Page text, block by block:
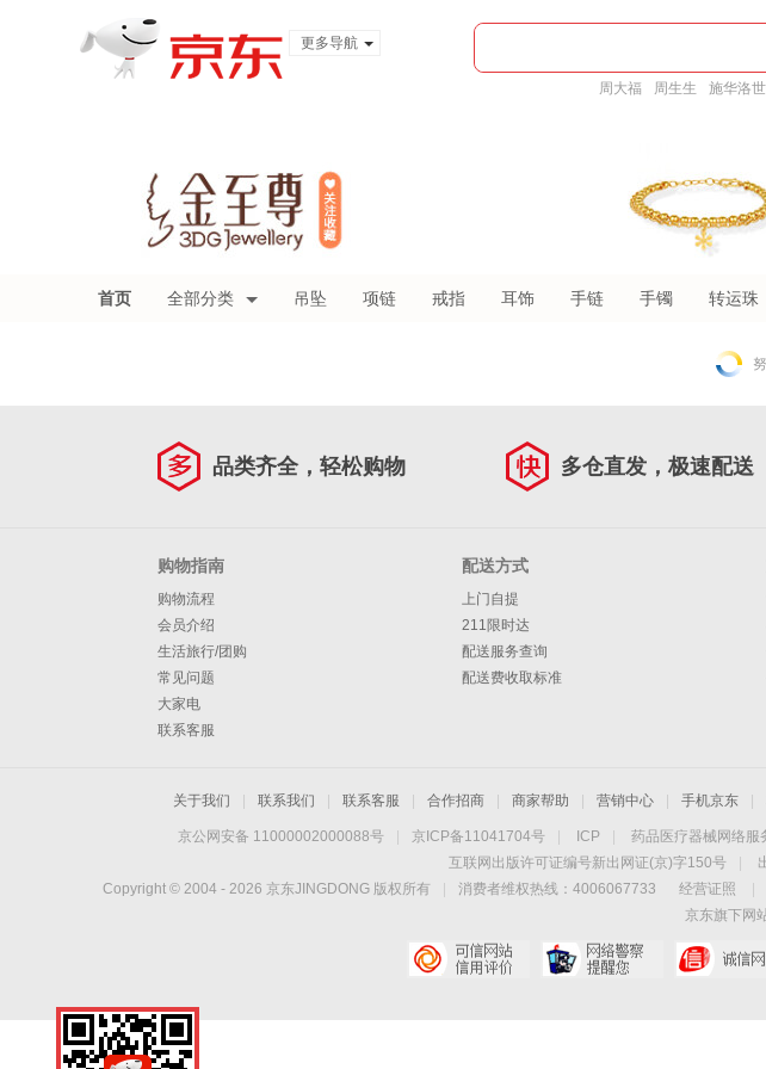
更多导航
周大福 周生生 施华洛
首页 全部分类 吊坠 项链 戒指 耳饰 手链 手镯 转运珠
品类齐全，轻松购物 多仓直发，极速配送
购物指南
购物流程
会员介绍
生活旅行/团购
常见问题
大家电
联系客服
配送方式
上门自提
211限时达
配送服务查询
配送费收取标准
关于我们 联系我们 联系客服 合作招商 商家帮助 营销中心 手机京东
京公网安备 11000002000088号 京ICP备11041704号 ICP 药品医疗器械网络服
互联网出版许可证编号新出网证(京)字150号
Copyright © 2004 - 2026 京东JINGDONG 版权所有 消费者维权热线：4006067733 经营证照
京东旗下网